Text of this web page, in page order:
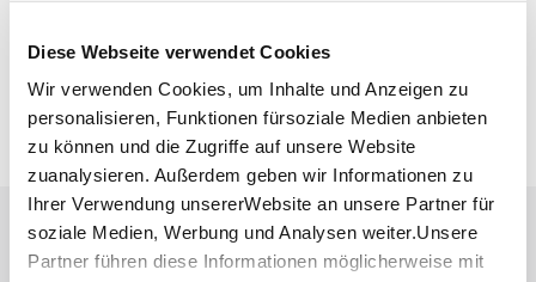
Diese Webseite verwendet Cookies
Wir verwenden Cookies, um Inhalte und Anzeigen zu
personalisieren, Funktionen fürsoziale Medien anbieten
zu können und die Zugriffe auf unsere Website
zuanalysieren. Außerdem geben wir Informationen zu
Ihrer Verwendung unsererWebsite an unsere Partner für
soziale Medien, Werbung und Analysen weiter.Unsere
Partner führen diese Informationen möglicherweise mit
Fahrplanauskunft der DB
Google Maps
Google Maps Route
Lassen Sie sich inspirieren!